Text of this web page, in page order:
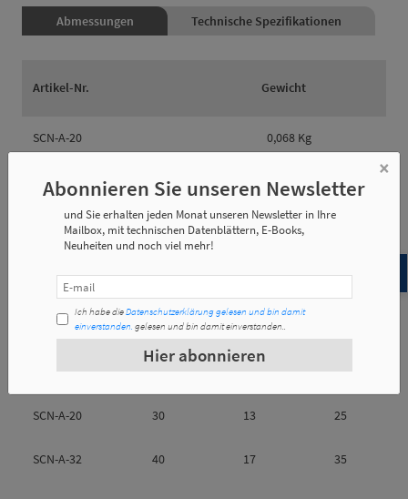
Abmessungen Technische Spezifikationen
Artikel-Nr. Gewicht
SCN-A-20 0,068 Kg
SCN-A-32 0,180 Kg
SCN-AL-20 0,147 Kg
e1 e2
SCN-A-20 30 13 25
SCN-A-32 40 17 35
×
Abonnieren Sie unseren Newsletter
und Sie erhalten jeden Monat unseren Newsletter in Ihre
Mailbox, mit technischen Datenblättern, E-Books,
Neuheiten und noch viel mehr!
Ich habe dieDatenschutzerklärung gelesen und bin damit
einverstanden. gelesen und bin damit einverstanden..
Hier abonnieren